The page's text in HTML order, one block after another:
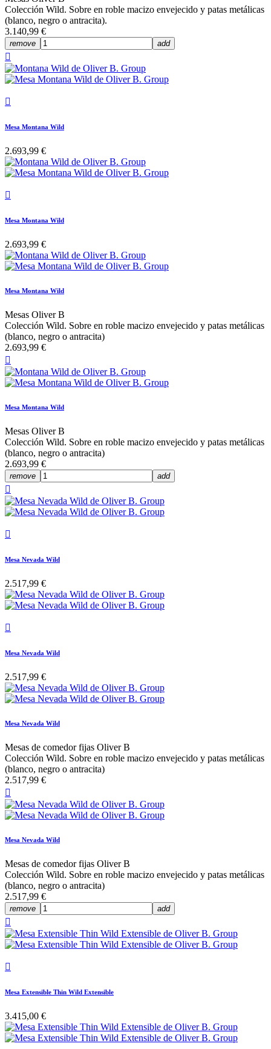
Colección Wild. Sobre en roble macizo envejecido y patas metálicas
(blanco, negro o antracita).
3.140,99 €
remove add


Mesa Montana Wild
2.693,99 €

Mesa Montana Wild
2.693,99 €
Mesa Montana Wild
Mesas Oliver B
Colección Wild. Sobre en roble macizo envejecido y patas metálicas
(blanco, negro o antracita)
2.693,99 €

Mesa Montana Wild
Mesas Oliver B
Colección Wild. Sobre en roble macizo envejecido y patas metálicas
(blanco, negro o antracita)
2.693,99 €
remove add


Mesa Nevada Wild
2.517,99 €

Mesa Nevada Wild
2.517,99 €
Mesa Nevada Wild
Mesas de comedor fijas Oliver B
Colección Wild. Sobre en roble macizo envejecido y patas metálicas
(blanco, negro o antracita)
2.517,99 €

Mesa Nevada Wild
Mesas de comedor fijas Oliver B
Colección Wild. Sobre en roble macizo envejecido y patas metálicas
(blanco, negro o antracita)
2.517,99 €
remove add


Mesa Extensible Thin Wild Extensible
3.415,00 €